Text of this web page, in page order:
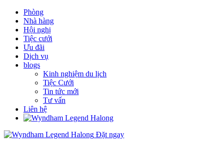
Phòng
Nhà hàng
Hội nghị
Tiệc cưới
Ưu đãi
Dịch vụ
blogs
Kinh nghiệm du lịch
Tiệc Cưới
Tin tức mới
Tư vấn
Liên hệ
Đặt ngay